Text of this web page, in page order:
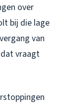
over
bij die lage
van
dat vraagt